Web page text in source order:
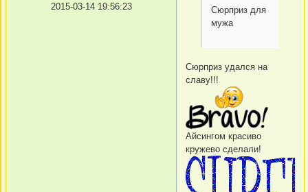
2015-03-14 19:56:23
Сюрприз для
мужа
Сюрприз удался на
славу!!!
Айсингом красиво
кружево сделали!